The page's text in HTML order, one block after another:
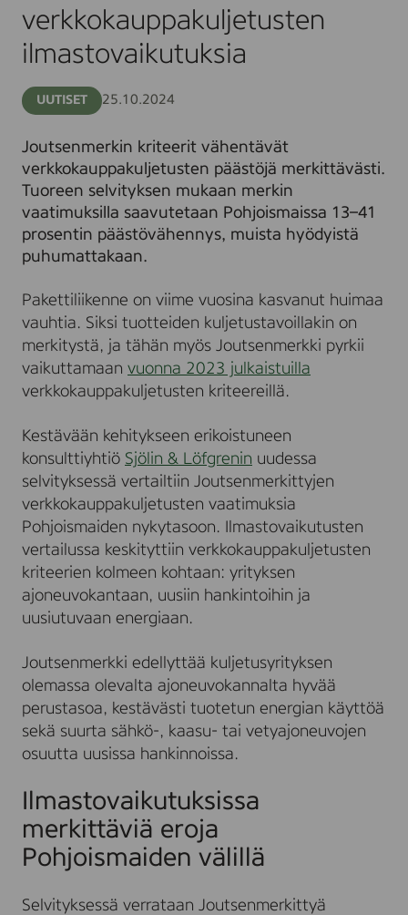
verkkokauppakuljetusten
ilmastovaikutuksia
UUTISET 25.10.2024
Joutsenmerkin kriteerit vähentävät
verkkokauppakuljetusten päästöjä merkittävästi.
Tuoreen selvityksen mukaan merkin
vaatimuksilla saavutetaan Pohjoismaissa 13–41
prosentin päästövähennys, muista hyödyistä
puhumattakaan.
Pakettiliikenne on viime vuosina kasvanut huimaa
vauhtia. Siksi tuotteiden kuljetustavoillakin on
merkitystä, ja tähän myös Joutsenmerkki pyrkii
vaikuttamaan vuonna 2023 julkaistuilla
verkkokauppakuljetusten kriteereillä.
Kestävään kehitykseen erikoistuneen
konsulttiyhtiö Sjölin & Löfgrenin uudessa
selvityksessä vertailtiin Joutsenmerkittyjen
verkkokauppakuljetusten vaatimuksia
Pohjoismaiden nykytasoon. Ilmastovaikutusten
vertailussa keskityttiin verkkokauppakuljetusten
kriteerien kolmeen kohtaan: yrityksen
ajoneuvokantaan, uusiin hankintoihin ja
uusiutuvaan energiaan.
Joutsenmerkki edellyttää kuljetusyrityksen
olemassa olevalta ajoneuvokannalta hyvää
perustasoa, kestävästi tuotetun energian käyttöä
sekä suurta sähkö-, kaasu- tai vetyajoneuvojen
osuutta uusissa hankinnoissa.
Ilmastovaikutuksissa
merkittäviä eroja
Pohjoismaiden välillä
Selvityksessä verrataan Joutsenmerkittyä